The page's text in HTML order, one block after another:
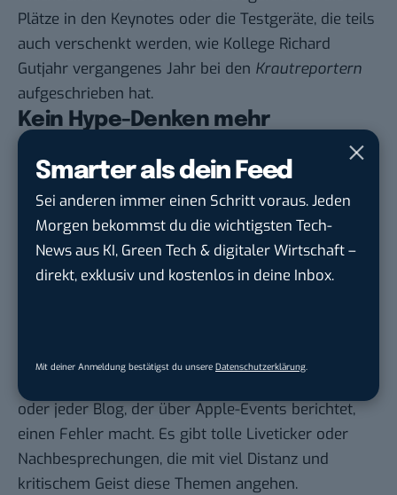
Smarter als dein Feed
Sei anderen immer einen Schritt voraus. Jeden
Morgen bekommst du die wichtigsten Tech-
News aus KI, Green Tech & digitaler Wirtschaft –
direkt, exklusiv und kostenlos in deine Inbox.
Mit deiner Anmeldung bestätigst du unsere Datenschutzerklärung.
Plätze in den Keynotes oder die Testgeräte, die teils
auch verschenkt werden, wie Kollege Richard
Gutjahr vergangenes Jahr bei den Krautreportern
aufgeschrieben hat.
Kein Hype-Denken mehr
Das alles bedeutet natürlich nicht, dass es
aufBASIC thinkingnie mehr Apple-Themen zu lesen
geben wird. Aber wir haben uns von diesem Hype-
Denken verabschiedet und werden uns Produkten
mit der nötigen Ruhe und Distanz widmen, genauso
wie wir es mit anderen Dingen und Themen auch
Umkehrschluss, das ist mir auch ganz wichtig zu
betonen, bedeutet das nicht, dass jedes Medium
oder jeder Blog, der über Apple-Events berichtet,
einen Fehler macht. Es gibt tolle Liveticker oder
Nachbesprechungen, die mit viel Distanz und
kritischem Geist diese Themen angehen.